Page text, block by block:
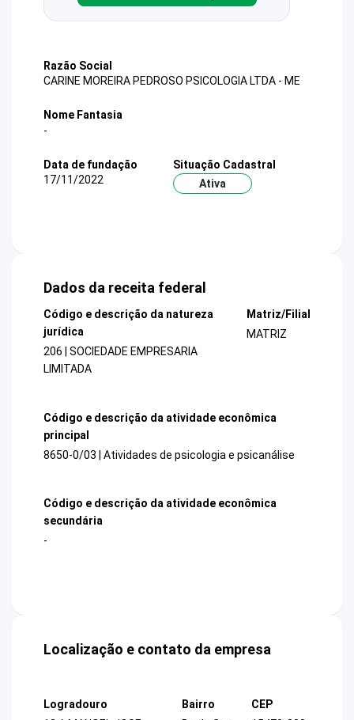
Razão Social
CARINE MOREIRA PEDROSO PSICOLOGIA LTDA - ME
Nome Fantasia
-
Data de fundação
17/11/2022
Situação Cadastral
Ativa
Dados da receita federal
Código e descrição da natureza
jurídica
206 | SOCIEDADE EMPRESARIA
LIMITADA
Matriz/Filial
MATRIZ
Código e descrição da atividade econômica
principal
8650-0/03 | Atividades de psicologia e psicanálise
Código e descrição da atividade econômica
secundária
-
Localização e contato da empresa
Logradouro
Bairro
CEP